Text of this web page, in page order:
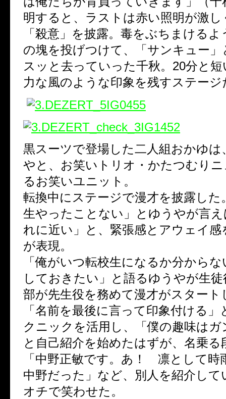
明すると、ラストは赤い照明が激し
「殺意」を披露。毒をぶちまける
の塊を投げつけて、「サンキュー
スッと去っていった千秋。20分と
力な風のような印象を残すステージ
黒スーツで登場した二人組おかゆ
やと、お笑いトリオ・かたつむり
るお笑いユニット。
転換中にステージで漫才を披露した
生やったことない」とゆうやが言
れに近い」と、緊張感とアウェイ感
が表現。
「俺がいつ転校生になるか分から
しておきたい」と語るゆうやが生
部が先生役を務めて漫才がスタート
「名前を最後に言って印象付ける
クニックを活用し、「僕の趣味は
と自己紹介を始めたはずが、名乗る
「中野正敏です。あ！ 凛として時
中野だった」など、別人を紹介して
オチで笑わせた。